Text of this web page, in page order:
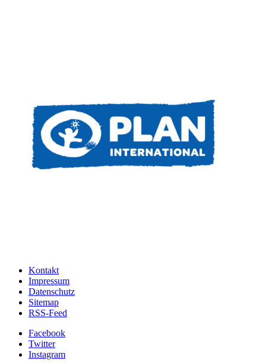
Kontakt
Impressum
Datenschutz
Sitemap
RSS-Feed
Facebook
Twitter
Instagram